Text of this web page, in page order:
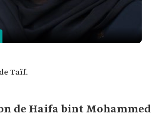
Haifa bint Mohammed Al Saoud.
d’excellence.
Taïf.
de Haifa bint Mohammed